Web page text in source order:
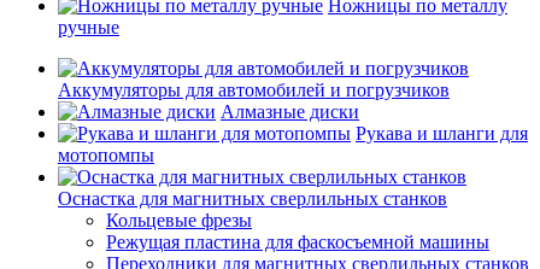
Ножницы по металлу
ручные
Аккумуляторы для автомобилей и погрузчиков
Алмазные диски
Рукава и шланги для
мотопомпы
Оснастка для магнитных сверлильных станков
Кольцевые фрезы
Режущая пластина для фаскосъемной машины
Переходники для магнитных сверлильных станков